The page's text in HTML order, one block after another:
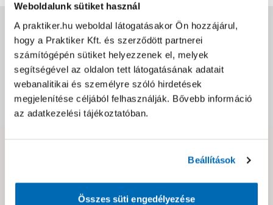
Weboldalunk sütiket használ
A praktiker.hu weboldal látogatásakor Ön hozzájárul,
hogy a Praktiker Kft. és szerződött partnerei
számítógépén sütiket helyezzenek el, melyek
segítségével az oldalon tett látogatásának adatait
webanalitikai és személyre szóló hirdetések
megjelenítése céljából felhasználják. Bővebb információ
az adatkezelési tájékoztatóban.
Beállítások
Összes süti engedélyezése
Jótállás, szavatosság
Csomagolási és súly információk
Dokumentumok, felelős személy